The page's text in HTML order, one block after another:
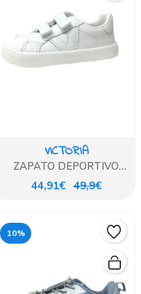
VICTORIA
ZAPATO DEPORTIVO
VICTORIA BLANCO
44,91€ 49,9€
10%